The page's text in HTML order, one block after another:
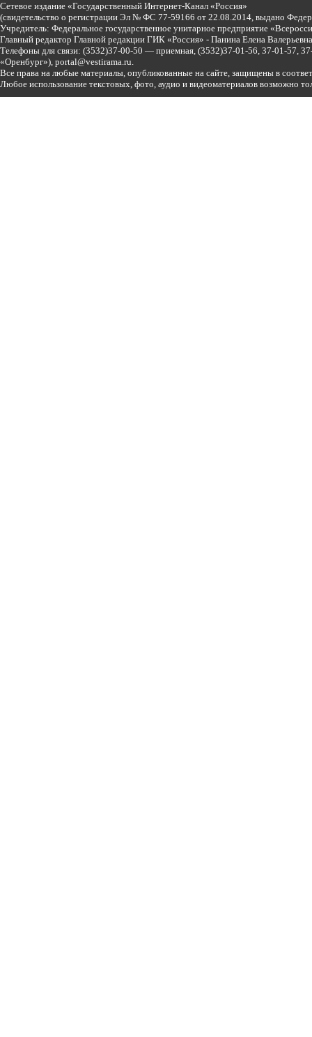
Сетевое издание «Государственный Интернет-Канал «Россия»
(свидетельство о регистрации Эл № ФС 77-59166 от 22.08.2014, выдано
Учредитель: Федеральное государственное унитарное предприятие
Главный редактор Главной редакции ГИК «Россия» - Панина Елена
Телефоны для связи: (3532)37-00-50 — приемная, (3532)37-01-56, 37-01-57,
«Оренбург»), portal@vestirama.ru.
Все права на любые материалы, опубликованные на сайте, защищены в
Любое использование текстовых, фото, аудио и видеоматериалов возможно